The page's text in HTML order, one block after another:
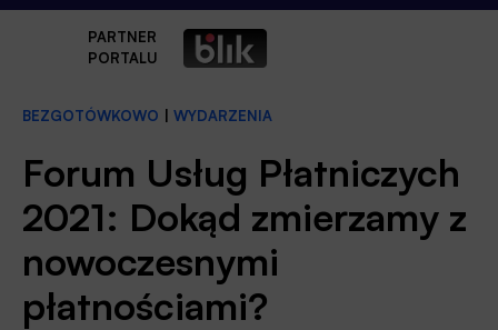
PARTNER
PORTALU
BEZGOTÓWKOWO WYDARZENIA
Forum Usług Płatniczych
2021: Dokąd zmierzamy z
nowoczesnymi
płatnościami?